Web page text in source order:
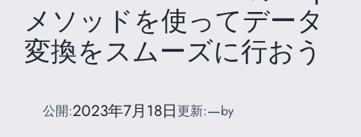
メソッドを使ってデータ
変換をスムーズに行おう
公開:2023年7月18日更新:—by